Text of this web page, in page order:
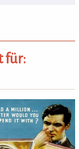
für: